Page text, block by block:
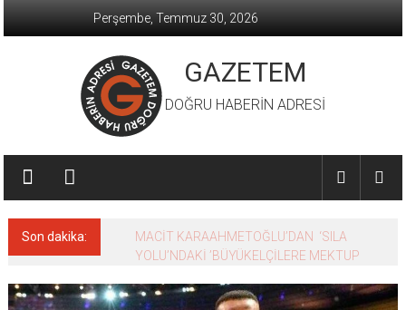
Perşembe, Temmuz 30, 2026
GAZETEM
DOĞRU HABERİN ADRESİ
Son dakika:
MACİT KARAAHMETOĞLU’DAN ‘SILA
YOLU’NDAKİ ’BÜYÜKELÇİLERE MEKTUP